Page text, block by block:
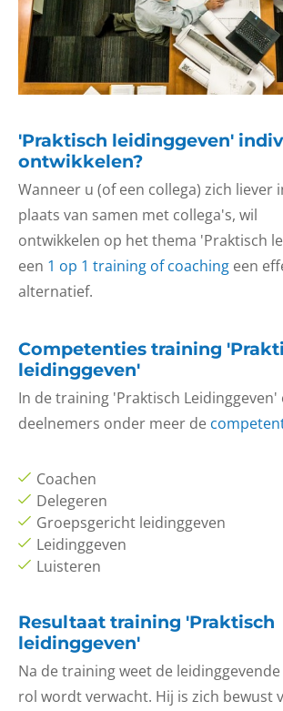
'Praktisch leidinggeven'
ontwikkelen?
Wanneer u (of een collega) zich liever
plaats van samen met collega's, wil
ontwikkelen op het thema 'Praktisch
een 1 op 1 training of coaching een
alternatief.
Competenties training
leidinggeven'
In de training 'Praktisch
deelnemers onder meer de
Coachen
Delegeren
Groepsgericht leidinggeven
Leidinggeven
Luisteren
Resultaat training 'Praktisch
leidinggeven'
Na de training weet de
rol wordt verwacht. Hij is zich bewust